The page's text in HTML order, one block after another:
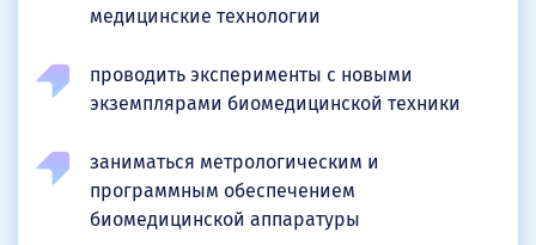
медицинские технологии
проводить эксперименты с новыми
экземплярами биомедицинской техники
заниматься метрологическим и
программным обеспечением
биомедицинской аппаратуры